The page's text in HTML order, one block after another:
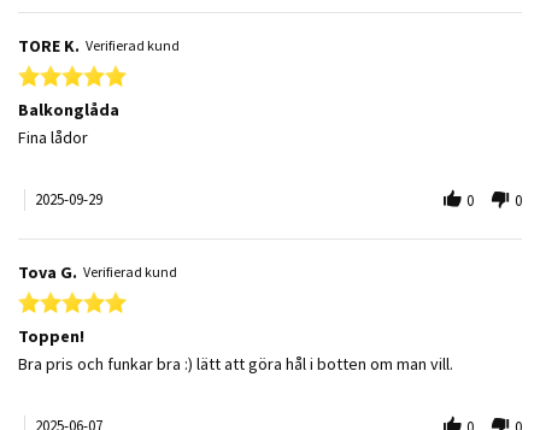
TORE K. Verifierad kund
5.0 star rating
Balkonglåda
Review by TORE K. on 29 Sep 2025
review stating Balkonglåda
Fina lådor
2025-09-29 0 0
Tova G. Verifierad kund
5.0 star rating
Toppen!
Review by Tova G. on 7 Jun 2025
review stating Toppen!
Bra pris och funkar bra :) lätt att göra hål i botten om man vill.
2025-06-07